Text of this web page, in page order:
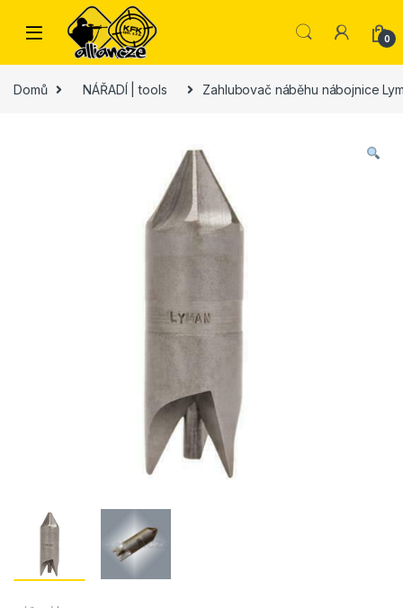
Skip to navigation
Skip to content
0
Domů NÁŘADÍ | tools Zahlubovač náběhu nábojnice